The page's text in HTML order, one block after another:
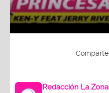
Redacción La Zona